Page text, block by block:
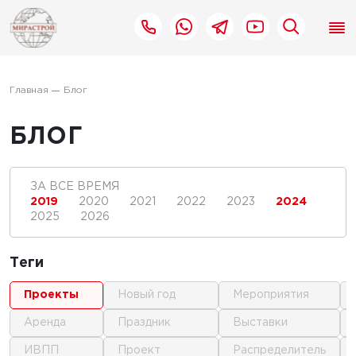
Главная Блог
БЛОГ
ЗА ВСЕ ВРЕМЯ
2019
2020 2021 2022 2023
2024
2025
2026
Теги
проекты
аренда
ИВПП
новый год
праздник
проект
мероприятия
выставки
распределитель